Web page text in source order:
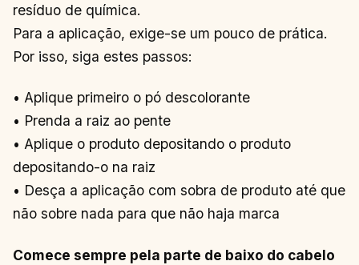
resíduo de química.
Para a aplicação, exige-se um pouco de prática.
Por isso, siga estes passos:
• Aplique primeiro o pó descolorante
• Prenda a raiz ao pente
• Aplique o produto depositando o produto
depositando-o na raiz
• Desça a aplicação com sobra de produto até que
não sobre nada para que não haja marca
Comece sempre pela parte de baixo do cabelo